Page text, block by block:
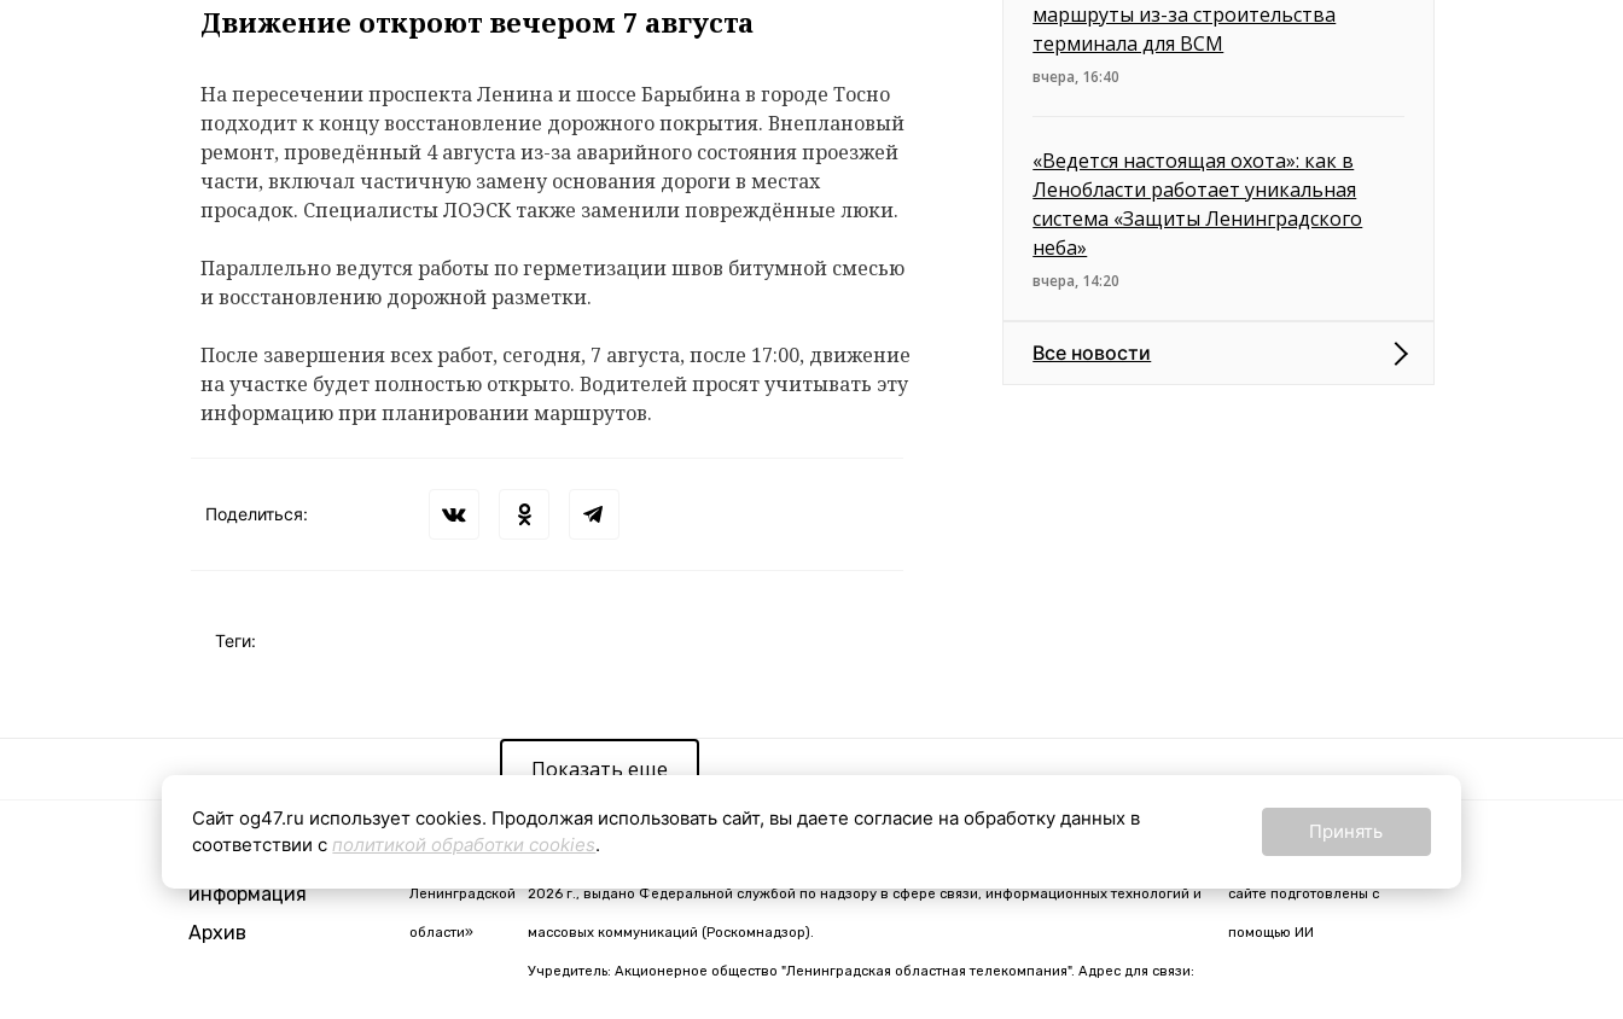
Движение откроют вечером 7 августа
На пересечении проспекта Ленина и шоссе Барыбина в городе Тосно
подходит к концу восстановление дорожного покрытия. Внеплановый
ремонт, проведённый 4 августа из-за аварийного состояния проезжей
части, включал частичную замену основания дороги в местах
просадок. Специалисты ЛОЭСК также заменили повреждённые люки.
Параллельно ведутся работы по герметизации швов битумной смесью
и восстановлению дорожной разметки.
После завершения всех работ, сегодня, 7 августа, после 17:00, движение
на участке будет полностью открыто. Водителей просят учитывать эту
информацию при планировании маршрутов.
Поделиться:
Теги:
маршруты из-за строительства
терминала для ВСМ
вчера, 16:40
«Ведется настоящая охота»: как в
Ленобласти работает уникальная
система «Защиты Ленинградского
неба»
вчера, 14:20
Все новости
Показать еще
Контактная
информация
Архив
«Общая газета
Ленинградской
области»
Свидетельство о регистрации средства массовой информации ЭЛ № ФС 77 - 91024 от 24 февраля
2026 г., выдано Федеральной службой по надзору в сфере связи, информационных технологий и
массовых коммуникаций (Роскомнадзор).
Учредитель: Акционерное общество "Ленинградская областная телекомпания". Адрес для связи:
Все материалы на
сайте подготовлены с
помощью ИИ
16+
Сайт og47.ru использует cookies. Продолжая использовать сайт, вы даете согласие на обработку данных в
соответствии сполитикой обработки cookies.
Принять